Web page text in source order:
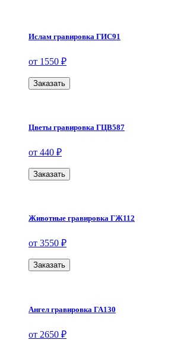
Ислам гравировка ГИС91
от 1550 ₽
Заказать
Цветы гравировка ГЦВ587
от 440 ₽
Заказать
Животные гравировка ГЖ112
от 3550 ₽
Заказать
Ангел гравировка ГА130
от 2650 ₽